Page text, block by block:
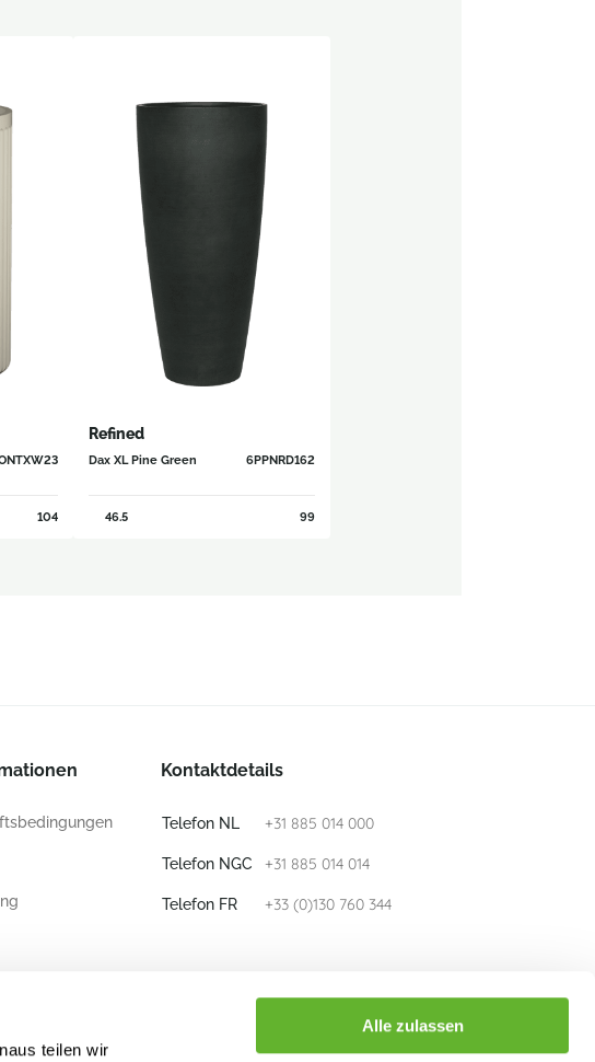
teilen wir
Alle zulassen
104
Refined
Dax XL Pine Green 6PPNRD162
46.5 99
Kontaktdetails
Telefon NL +31 885 014 000
Telefon NGC +31 885 014 014
Telefon FR +33 (0)130 760 344
info@nieuwkoop-europe.com